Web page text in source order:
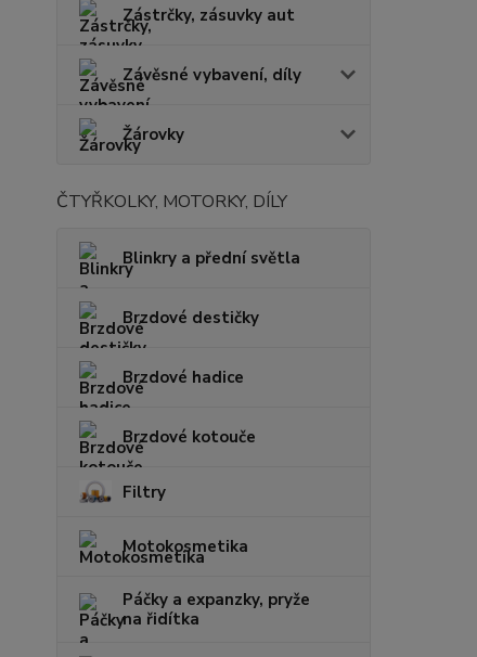
Zástrčky, zásuvky aut
Závěsné vybavení, díly
Žárovky
ČTYŘKOLKY, MOTORKY, DÍLY
Blinkry a přední světla
Brzdové destičky
Brzdové hadice
Brzdové kotouče
Filtry
Motokosmetika
Páčky a expanzky, pryže
na řidítka